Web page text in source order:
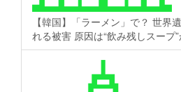
【韓国】「ラーメン」で？ 世
れる被害 原因は“飲み残しスープ